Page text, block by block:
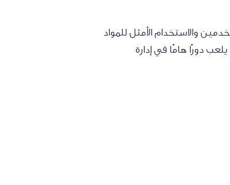
والاستخدام الأمثل للمواد
دورًا هامًا في إدارة